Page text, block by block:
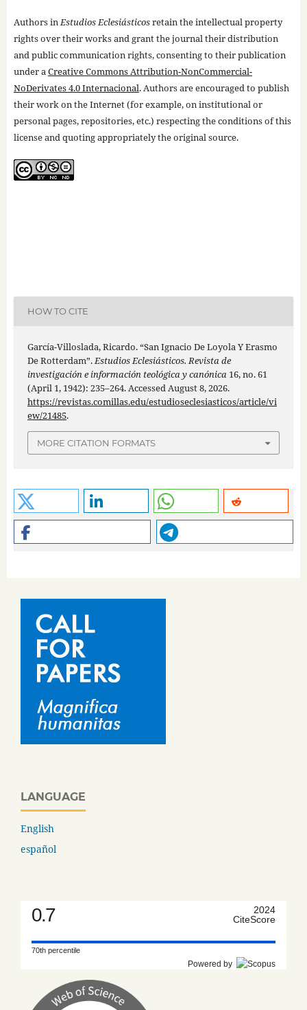
Authors inEstudios Eclesiásticosretain the intellectual property
rights over their works and grant the journal their distribution
and public communication rights, consenting to their publication
under aCreative Commons Attribution-NonCommercial-
NoDerivates 4.0 Internacional. Authors are encouraged to publish
their work on the Internet (for example, on institutional or
personal pages, repositories, etc.) respecting the conditions of this
license and quoting appropriately the original source.
HOW TO CITE
García-Villoslada, Ricardo. “San Ignacio De Loyola Y Erasmo
De Rotterdam”.Estudios Eclesiásticos. Revista de
investigación e información teológica y canónica16, no. 61
(April 1, 1942): 235–264. Accessed August 8, 2026.
https://revistas.comillas.edu/estudioseclesiasticos/article/vi
ew/21485.
MORE CITATION FORMATS
LANGUAGE
English
español
0.7
2024
CiteScore
70th percentile
Powered by